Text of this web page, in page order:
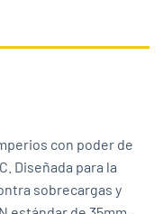
con poder de
Diseñada para la
sobrecargas y